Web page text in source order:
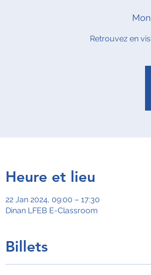
Retrouvez en
Heure et lieu
22 Jan 2024, 09:00 – 17:30
Dinan LFEB E-Classroom
Billets